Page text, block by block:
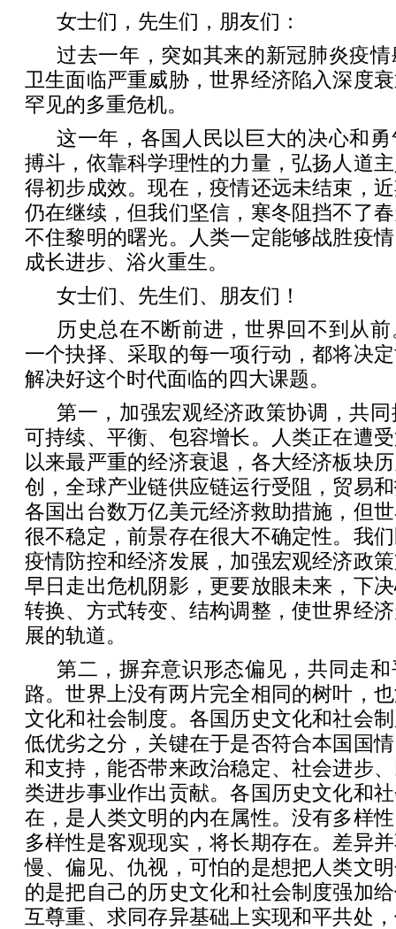
女士们，先生们，朋友们：
过去一年，突如其来的新冠肺炎疫
卫生面临严重威胁，世界经济陷入深度
罕见的多重危机。
这一年，各国人民以巨大的决心和
搏斗，依靠科学理性的力量，弘扬人道
得初步成效。现在，疫情还远未结束，
仍在继续，但我们坚信，寒冬阻挡不了
不住黎明的曙光。人类一定能够战胜疫
成长进步、浴火重生。
女士们、先生们、朋友们！
历史总在不断前进，世界回不到从
一个抉择、采取的每一项行动，都将决
解决好这个时代面临的四大课题。
第一，加强宏观经济政策协调，共
可持续、平衡、包容增长。人类正在遭
以来最严重的经济衰退，各大经济板块
创，全球产业链供应链运行受阻，贸易
各国出台数万亿美元经济救助措施，但
很不稳定，前景存在很大不确定性。我
疫情防控和经济发展，加强宏观经济政
早日走出危机阴影，更要放眼未来，下
转换、方式转变、结构调整，使世界经
展的轨道。
第二，摒弃意识形态偏见，共同走
路。世界上没有两片完全相同的树叶，
文化和社会制度。各国历史文化和社会
低优劣之分，关键在于是否符合本国国
和支持，能否带来政治稳定、社会进步
类进步事业作出贡献。各国历史文化和
在，是人类文明的内在属性。没有多样
多样性是客观现实，将长期存在。差异
慢、偏见、仇视，可怕的是想把人类文
的是把自己的历史文化和社会制度强加
互尊重、求同存异基础上实现和平共处